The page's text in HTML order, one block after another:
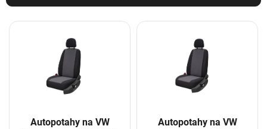
V
Autopotahy na VW
Autopotahy na VW